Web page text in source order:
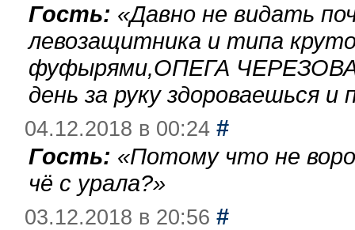
Гость: «Давно не видать
левозащитника и типа
фуфырями,ОПЕГА
день за руку здороваешься
04.12.2018 в 00:24 #
Гость: «Потому что не
чё с урала?»
03.12.2018 в 20:56 #